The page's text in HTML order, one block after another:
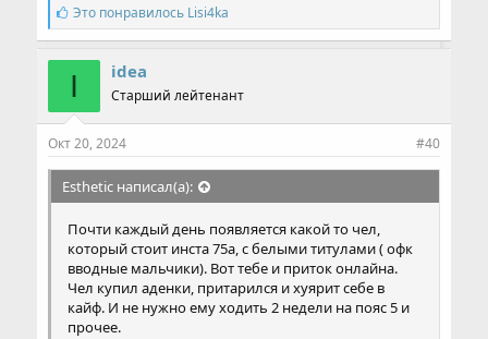
С
и
м
п
а
т
и
:
Это понравилось Lisi4ka
I idea
Старший лейтенант
Окт 20, 2024 #40
Esthetic написал(а):
Почти каждый день появляется какой то чел,
который стоит инста 75а, с белыми титулами ( офк
вводные мальчики). Вот тебе и приток онлайна.
Чел купил аденки, притарился и хуярит себе в
кайф. И не нужно ему ходить 2 недели на пояс 5 и
прочее.